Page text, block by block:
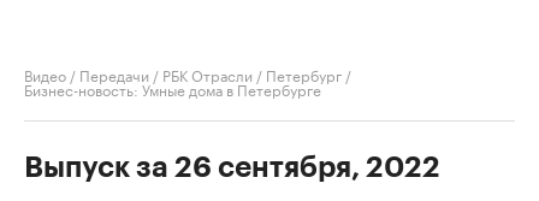
Видео / Передачи / РБК Отрасли / Петербург /
Бизнес-новость: Умные дома в Петербурге
Выпуск за 26 сентября, 2022